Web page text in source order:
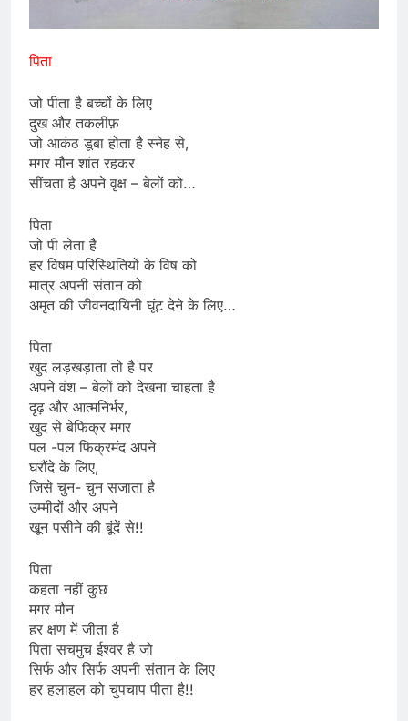
पिता
जो पीता है बच्चों के लिए
दुख और तकलीफ़
जो आकंठ डूबा होता है स्नेह से,
मगर मौन शांत रहकर
सींचता है अपने वृक्ष – बेलों को…
पिता
जो पी लेता है
हर विषम परिस्थितियों के विष को
मात्र अपनी संतान को
अमृत की जीवनदायिनी घूंट देने के लिए…
पिता
खुद लड़खड़ाता तो है पर
अपने वंश – बेलों को देखना चाहता है
दृढ़ और आत्मनिर्भर,
खुद से बेफिक्र मगर
पल -पल फिक्रमंद अपने
घरौंदे के लिए,
जिसे चुन- चुन सजाता है
उम्मीदों और अपने
खून पसीने की बूंदें से!!
पिता
कहता नहीं कुछ
मगर मौन
हर क्षण में जीता है
पिता सचमुच ईश्वर है जो
सिर्फ और सिर्फ अपनी संतान के लिए
हर हलाहल को चुपचाप पीता है!!